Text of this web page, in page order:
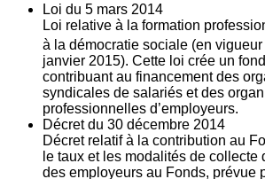
Loi du 5 mars 2014
Loi relative à la formation
à la démocratie sociale (en
janvier 2015). Cette loi crée un
contribuant au financement des
syndicales de salariés et des
professionnelles d’employeurs.
Décret du 30 décembre 2014
Décret relatif à la contribution au
le taux et les modalités de collecte
des employeurs au Fonds, prévue